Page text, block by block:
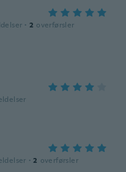
· 2 overførsler
· 2 overførsler